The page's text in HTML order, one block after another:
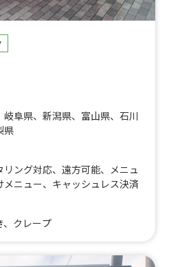
岐阜県、 新潟県、 富山県、 石川
県
リング対応、 遠方可能、 メニュ
メニュー、 キャッシュレス決済
、クレープ